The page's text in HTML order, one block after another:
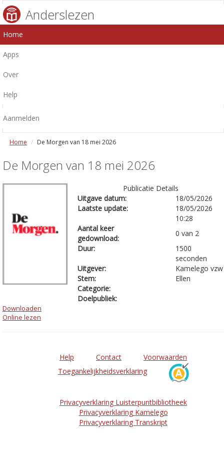
Anderslezen
Home
Apps
Over
Help
Aanmelden
Home De Morgen van 18 mei 2026
De Morgen van 18 mei 2026
Publicatie Details
Uitgave datum:
18/05/2026
Laatste update:
18/05/2026
10:28
Aantal keer
gedownload:
0 van 2
Duur:
1500
seconden
Uitgever:
Kamelego vzw
Stem:
Ellen
Categorie:
Doelpubliek:
Downloaden
Online lezen
Help Contact
Voorwaarden
Toegankelijkheidsverklaring
Privacyverklaring Luisterpuntbibliotheek
Privacyverklaring Kamelego
Privacyverklaring Transkript